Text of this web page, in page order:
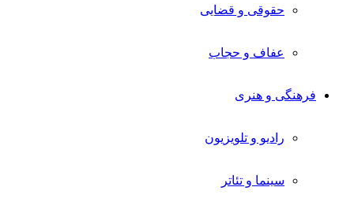
حقوقی و قضایی
عفاف و حجاب
فرهنگی و هنری
رادیو و تلویزیون
سینما و تئاتر